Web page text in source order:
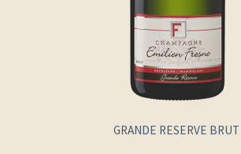
GRANDE RESERVE BRUT